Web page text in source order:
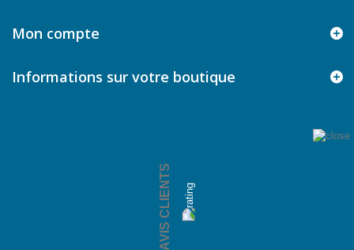
Mon compte
Informations sur votre boutique
AVIS CLIENTS